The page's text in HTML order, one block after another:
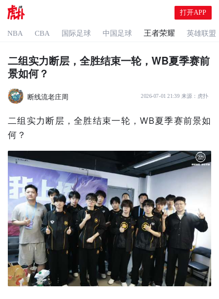
打开APP
NBA CBA 国际足球 中国足球 王者荣耀 英雄联盟
二组实力断层，全胜结束一轮，WB夏季赛前
景如何？
断线流老庄周 2026-07-01 21:39 来源： 虎扑
二组实力断层，全胜结束一轮，WB夏季赛前景如
何？